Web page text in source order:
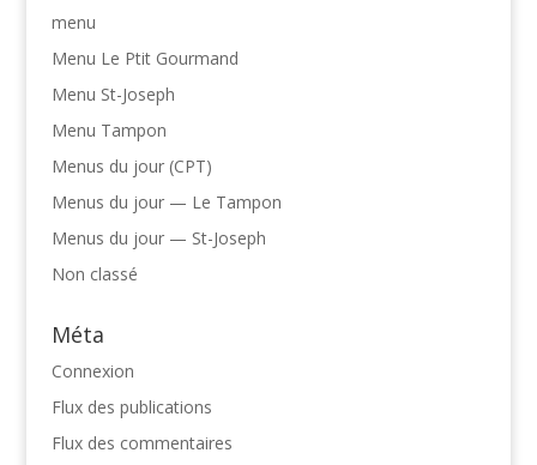
menu
Menu Le Ptit Gourmand
Menu St-Joseph
Menu Tampon
Menus du jour (CPT)
Menus du jour — Le Tampon
Menus du jour — St-Joseph
Non classé
Méta
Connexion
Flux des publications
Flux des commentaires